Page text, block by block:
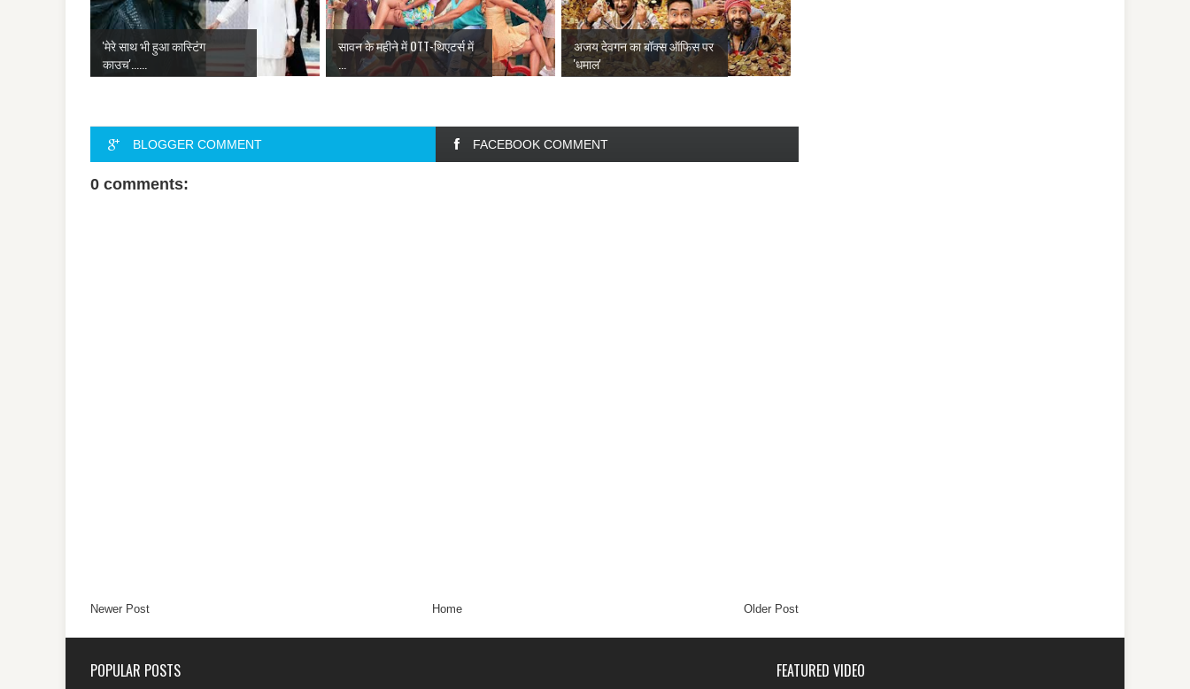
'मेरे साथ भी हुआ कास्टिंग
काउच'......
सावन के महीने में OTT-थिएटर्स में
अजय देवगन का बॉक्स ऑफिस पर
'धमाल'
BLOGGER COMMENT FACEBOOK COMMENT
0 comments:
Newer Post Older Post
Home
POPULAR POSTS FEATURED VIDEO